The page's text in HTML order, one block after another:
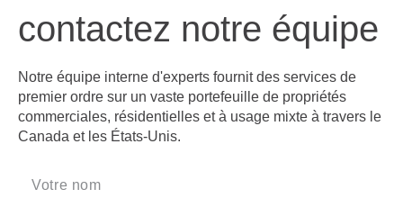
contactez notre équipe
Notre équipe interne d'experts fournit des services de
premier ordre sur un vaste portefeuille de propriétés
commerciales, résidentielles et à usage mixte à travers le
Canada et les États-Unis.